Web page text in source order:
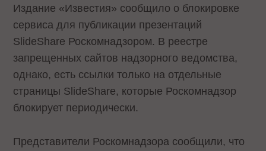
Издание «Известия» сообщило о блокировке
сервиса для публикации презентаций
SlideShare Роскомнадзором. В реестре
запрещенных сайтов надзорного ведомства,
однако, есть ссылки только на отдельные
страницы SlideShare, которые Роскомнадзор
блокирует периодически.
Представители Роскомнадзора сообщили, что